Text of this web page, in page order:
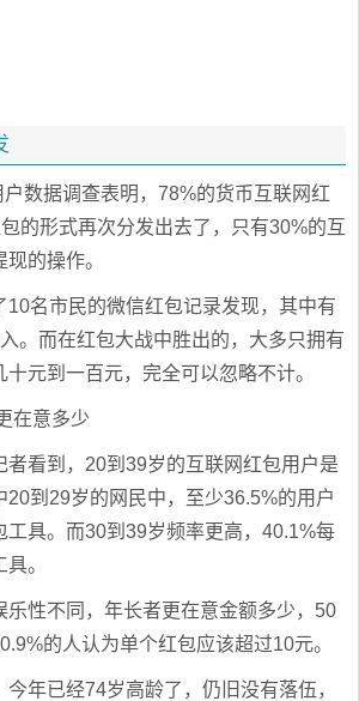
数据调查表明，78%的货币互联网红
的形式再次分发出去了，只有30%的互
的操作。
10名市民的微信红包记录发现，其中有
。而在红包大战中胜出的，大多只拥有
元到一百元，完全可以忽略不计。
在意多少
者看到，20到39岁的互联网红包用户是
20到29岁的网民中，至少36.5%的用户
工具。而30到39岁频率更高，40.1%每
。
乐性不同，年长者更在意金额多少，50
的人认为单个红包应该超过10元。
今年已经74岁高龄了，仍旧没有落伍，